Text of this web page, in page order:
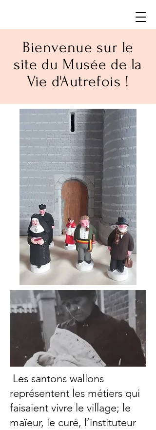
Bienvenue sur le
site du Musée de la
Vie d'Autrefois !
Les santons wallons
représentent les métiers qui
faisaient vivre le village; le
maïeur, le curé, l’instituteur